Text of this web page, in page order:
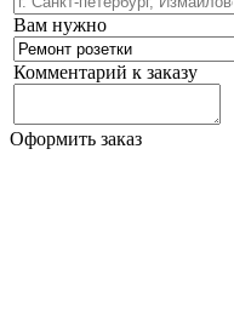
Вам нужно
Комментарий к заказу
Оформить заказ